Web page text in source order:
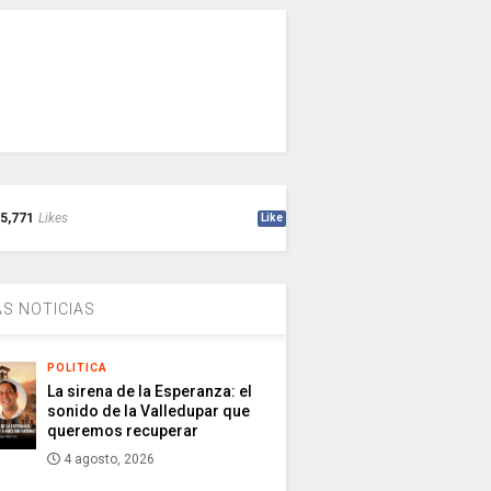
5,771 Likes Like
NOTICIAS
POLITICA
La sirena de la Esperanza: el
sonido de la Valledupar que
queremos recuperar
4 agosto, 2026